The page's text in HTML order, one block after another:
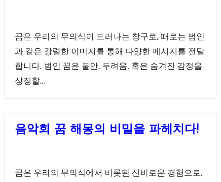
꿈은 우리의 무의식이 드러나는 창구로, 때로는 범인
과 같은 강렬한 이미지를 통해 다양한 메시지를 전달
합니다. 범인 꿈은 불안, 두려움, 혹은 숨겨진 감정을
상징할…
음악회 꿈 해몽의 비밀을 파헤치다!
꿈은 우리의 무의식에서 비롯된 신비로운 경험으로,